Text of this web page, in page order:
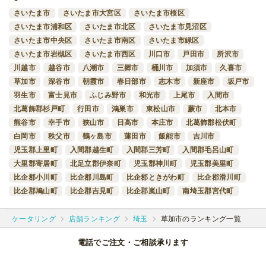
さいたま市 さいたま市大宮区
さいたま市桜区
さいたま市浦和区
さいたま市北区
さいたま市見沼区
さいたま市中央区
さいたま市南区
さいたま市緑区
さいたま市岩槻区
さいたま市西区 川口市 戸田市
所沢市
川越市
越谷市 八潮市 三郷市 桶川市 加須市
久喜市
草加市
深谷市 朝霞市 春日部市 志木市 新座市
坂戸市
羽生市
富士見市 ふじみ野市 和光市 上尾市
入間市
北葛飾郡杉戸町
行田市 鴻巣市 東松山市 蕨市
北本市
熊谷市
幸手市 狭山市 日高市 本庄市
北葛飾郡松伏町
白岡市
秩父市 鶴ヶ島市 蓮田市 飯能市
吉川市
児玉郡上里町
入間郡越生町 入間郡三芳町
入間郡毛呂山町
大里郡寄居町
北足立郡伊奈町 児玉郡神川町
児玉郡美里町
比企郡小川町
比企郡川島町 比企郡ときがわ町
比企郡滑川町
比企郡鳩山町
比企郡吉見町 比企郡嵐山町 南埼玉郡宮代町
ケータリング 店舗ランキング 埼玉 草加市のランキング一覧
電話でご注文・ご相談承ります